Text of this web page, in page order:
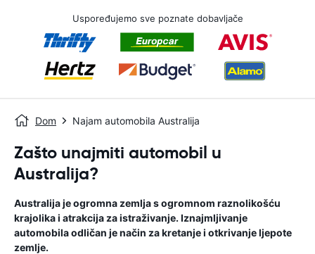
Uspoređujemo sve poznate dobavljače
Dom Najam automobila Australija
Zašto unajmiti automobil u
Australija?
Australija je ogromna zemlja s ogromnom raznolikošću
krajolika i atrakcija za istraživanje. Iznajmljivanje
automobila odličan je način za kretanje i otkrivanje ljepote
zemlje.